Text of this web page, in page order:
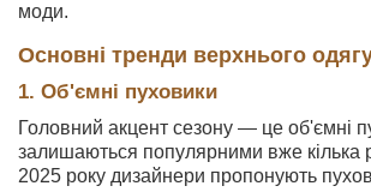
моди.
Основні тренди верхнього
1. Об'ємні пуховики
Головний акцент сезону — це об'ємні
залишаються популярними вже кілька
2025 року дизайнери пропонують